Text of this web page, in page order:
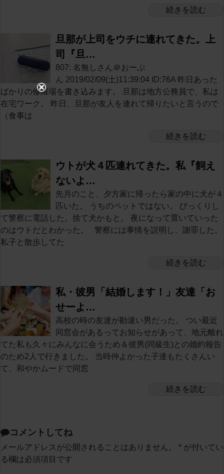
続きを読む
旦那が上司をウチに連れてきた。上
司『旦…
807: 名無しさん＠おーぷ
ん 2019/02/09(土)11:39:04 ID:76A 昨日あった
ばかりの修羅場を書き込みます。 旦那は地方公務員で、私は
在宅ワーク。 昨日、旦那が友人を連れて帰りたいと言うので
（食事は
続きを読む
ウトが犬４匹連れてきた。私『飼え
ないよ…
先月のこと、夕方家に帰ったら家の中に犬が４
匹いた。 うちのペットではない。 びっくりし
て警察に電話した。捨て犬かもと。 夜になって置いていった
のはウトだとわかった。 警察には事情を説明し、謝罪した。
私子と散歩してた
続きを読む
私・彼男「結婚します！」友達「お
せーよ…
高校の時の友達が勘違い男だった。 つい最近
同窓会があるってお知らせがあって、地元離れ
てた私も久々にみんなに会うため＆彼男(同級生)との婚約報告
のため2人で行きました。 当時仲よかった子達もたくさんい
て、和やかムードで同窓
続きを読む
コメントしてね
メールアドレスが公開されることはありません。 * が付いてい
る欄は必須項目です